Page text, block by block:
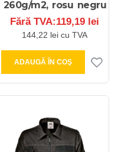
260g/m2, rosu negru
Fără TVA:119,19 lei
144,22 lei cu TVA
ADAUGĂ ÎN COŞ